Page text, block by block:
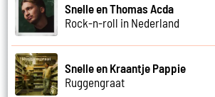
Snelle en Thomas Acda
Rock-n-roll in Nederland
Snelle en Kraantje Pappie
Ruggengraat